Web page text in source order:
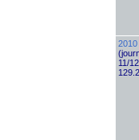
2010
11/